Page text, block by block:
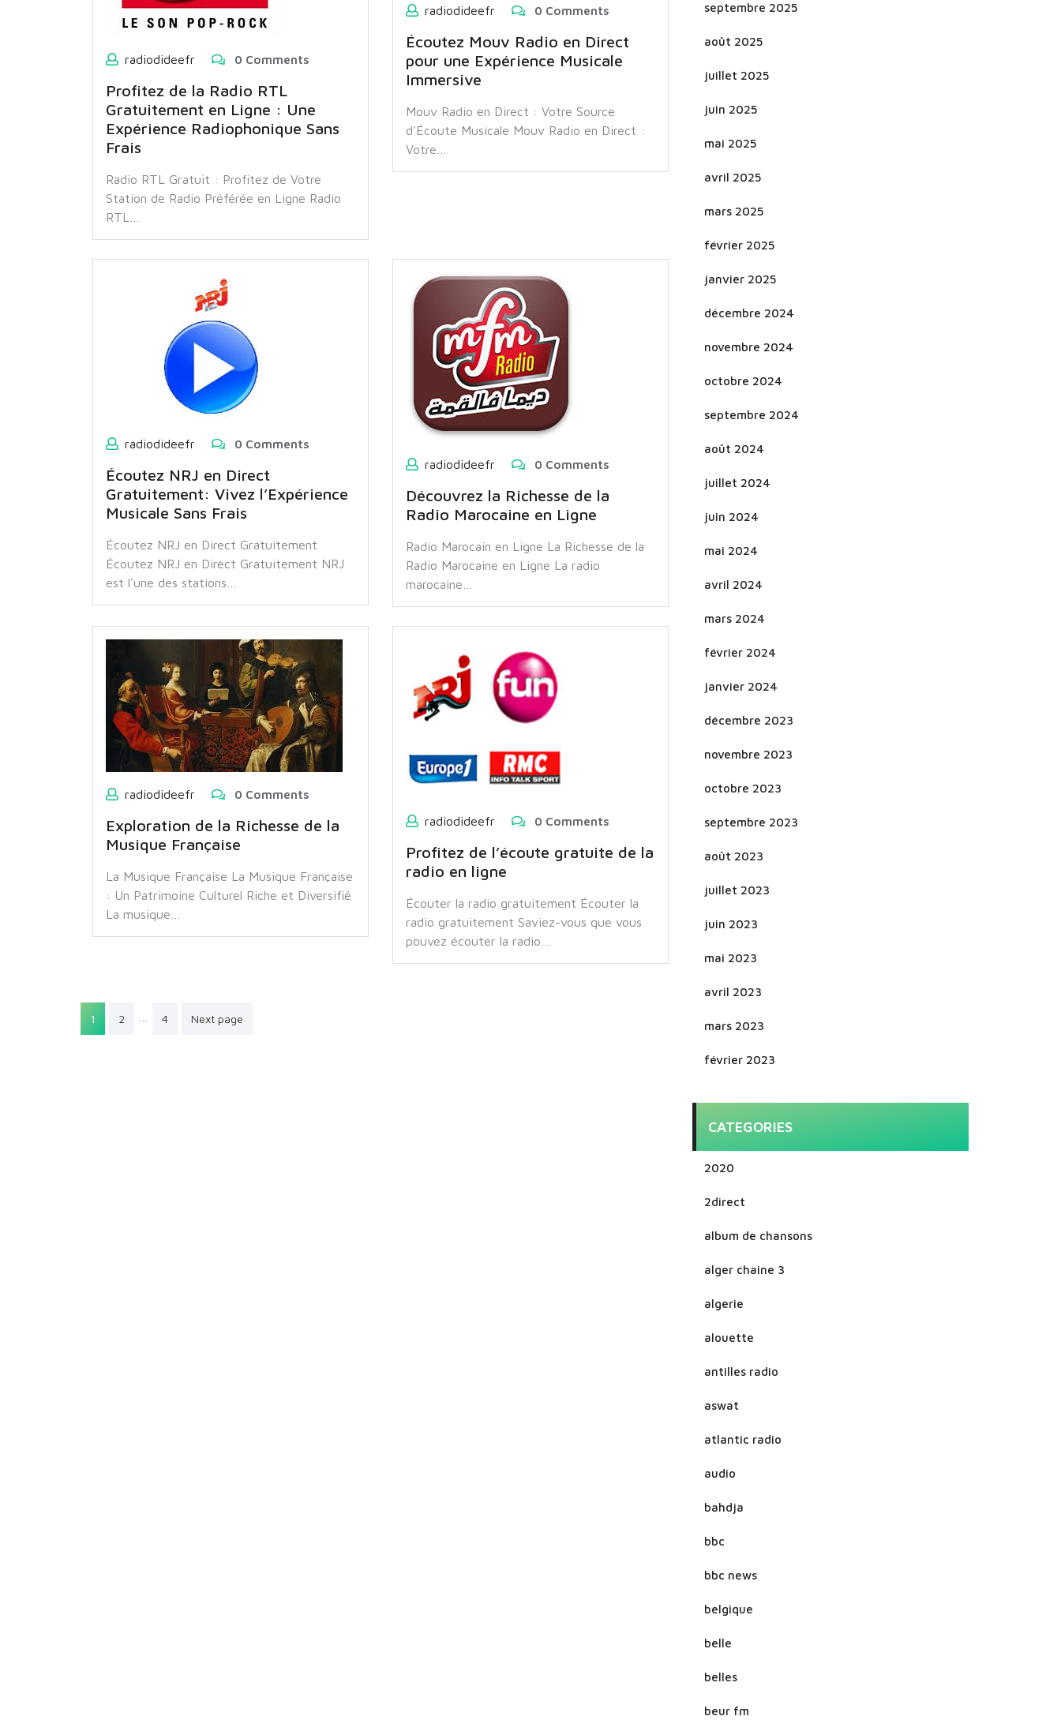
radiodideefr 0 Comments
Profitez de la Radio RTL
Gratuitement en Ligne : Une
Expérience Radiophonique Sans
Frais
Radio RTL Gratuit : Profitez de Votre
Station de Radio Préférée en Ligne Radio
RTL…
radiodideefr 0 Comments
Écoutez Mouv Radio en Direct
pour une Expérience Musicale
Immersive
Mouv Radio en Direct : Votre Source
d'Écoute Musicale Mouv Radio en Direct :
Votre…
radiodideefr 0 Comments
Écoutez NRJ en Direct
Gratuitement: Vivez l’Expérience
Musicale Sans Frais
Écoutez NRJ en Direct Gratuitement
Écoutez NRJ en Direct Gratuitement NRJ
est l'une des stations…
radiodideefr 0 Comments
Découvrez la Richesse de la
Radio Marocaine en Ligne
Radio Marocain en Ligne La Richesse de la
Radio Marocaine en Ligne La radio
marocaine…
radiodideefr 0 Comments
Exploration de la Richesse de la
Musique Française
La Musique Française La Musique Française
: Un Patrimoine Culturel Riche et Diversifié
La musique…
radiodideefr 0 Comments
Profitez de l’écoute gratuite de la
radio en ligne
Écouter la radio gratuitement Écouter la
radio gratuitement Saviez-vous que vous
pouvez écouter la radio…
Pagination
1 2 4 Next page
septembre 2025
août 2025
juillet 2025
juin 2025
mai 2025
avril 2025
mars 2025
février 2025
janvier 2025
décembre 2024
novembre 2024
octobre 2024
septembre 2024
août 2024
juillet 2024
juin 2024
mai 2024
avril 2024
mars 2024
février 2024
janvier 2024
décembre 2023
novembre 2023
octobre 2023
septembre 2023
août 2023
juillet 2023
juin 2023
mai 2023
avril 2023
mars 2023
février 2023
CATEGORIES
2020
2direct
album de chansons
alger chaine 3
algerie
alouette
antilles radio
aswat
atlantic radio
audio
bahdja
bbc
bbc news
belgique
belle
belles
beur fm